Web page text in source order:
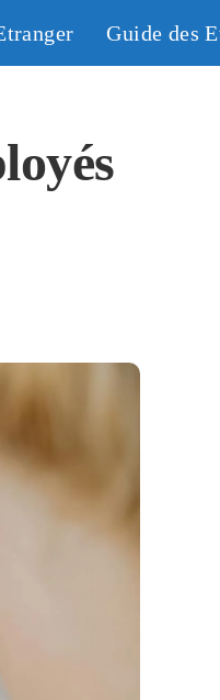
Guide des